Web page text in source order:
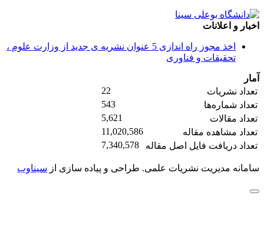
اخبار و اعلانات
اخذ مجوز راه اندازی 5 عنوان نشریه ی جدید از وزارت علوم ،
تحقیقات و فناوری
آمار
تعداد نشریات
22
تعداد شماره‌ها
543
تعداد مقالات
5,621
تعداد مشاهده مقاله
11,020,586
تعداد دریافت فایل اصل مقاله
7,340,578
سامانه مدیریت نشریات علمی. طراحی و پیاده سازی از سیناوب